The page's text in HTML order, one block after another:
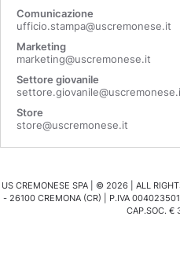
Comunicazione
ufficio.stampa@uscremonese.it
Marketing
marketing@uscremonese.it
Settore giovanile
Store
store@uscremonese.it
US CREMONESE SPA | © 2026 | ALL
- 26100 CREMONA (CR) | P.IVA
CAP.SOC.